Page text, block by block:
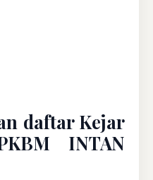
daftar Kejar
INTAN